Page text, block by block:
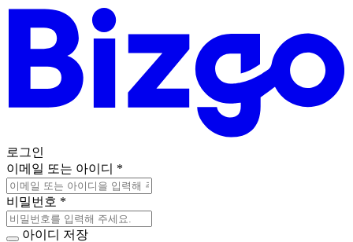
로그인
이메일 또는 아이디 *
비밀번호 *
아이디 저장